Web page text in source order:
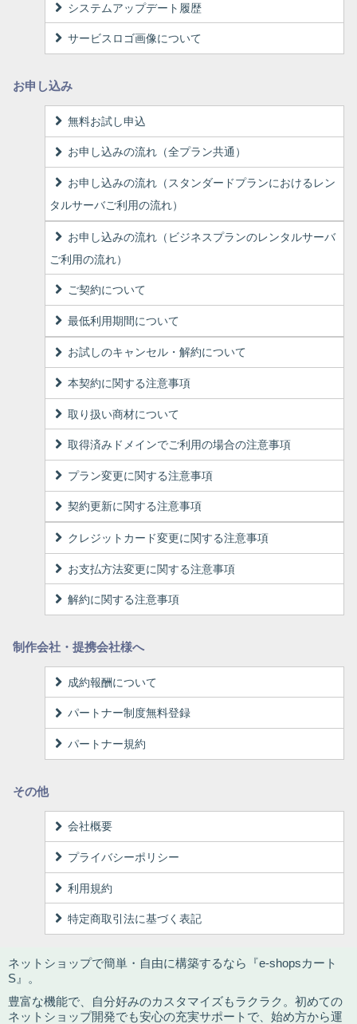
システムアップデート履歴
サービスロゴ画像について
お申し込み
無料お試し申込
お申し込みの流れ（全プラン共通）
お申し込みの流れ（スタンダードプランにおけるレン
タルサーバご利用の流れ）
お申し込みの流れ（ビジネスプランのレンタルサーバ
ご利用の流れ）
ご契約について
最低利用期間について
お試しのキャンセル・解約について
本契約に関する注意事項
取り扱い商材について
取得済みドメインでご利用の場合の注意事項
プラン変更に関する注意事項
契約更新に関する注意事項
クレジットカード変更に関する注意事項
お支払方法変更に関する注意事項
解約に関する注意事項
制作会社・提携会社様へ
成約報酬について
パートナー制度無料登録
パートナー規約
その他
会社概要
プライバシーポリシー
利用規約
特定商取引法に基づく表記
ネットショップで簡単・自由に構築するなら『e-shopsカート
S』。
豊富な機能で、自分好みのカスタマイズもラクラク。初めての
ネットショップ開発でも安心の充実サポートで、始め方から運